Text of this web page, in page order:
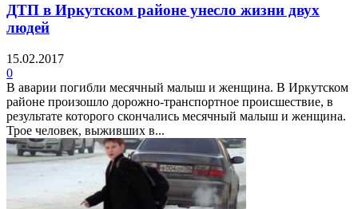
ДТП в Иркутском районе унесло жизни двух
людей
15.02.2017
0
В аварии погибли месячный малыш и женщина. В Иркутском
районе произошло дорожно-транспортное происшествие, в
результате которого скончались месячный малыш и женщина.
Трое человек, выживших в...